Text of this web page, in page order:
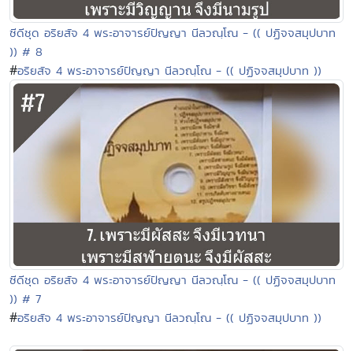
ซีดีชุด อริยสัจ 4 พระอาจารย์ปัญญา นีลวณฺโณ - (( ปฏิจจสมุปบาท
)) # 8
#อริยสัจ 4 พระอาจารย์ปัญญา นีลวณฺโณ - (( ปฏิจจสมุปบาท ))
ซีดีชุด อริยสัจ 4 พระอาจารย์ปัญญา นีลวณฺโณ - (( ปฏิจจสมุปบาท
)) # 7
#อริยสัจ 4 พระอาจารย์ปัญญา นีลวณฺโณ - (( ปฏิจจสมุปบาท ))